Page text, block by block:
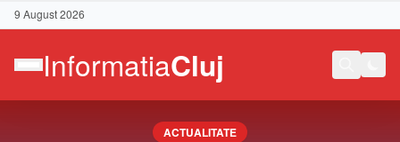
9 August 2026
ACTUALITATE